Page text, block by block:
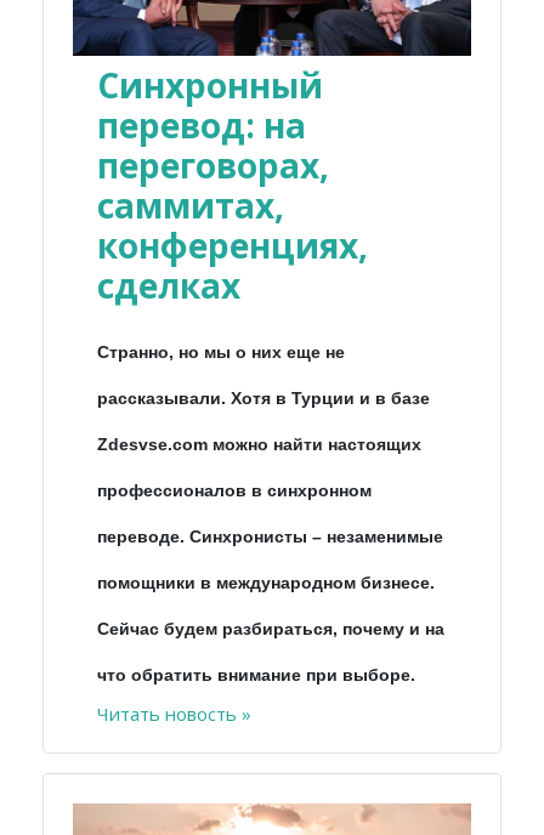
Синхронный
перевод: на
переговорах,
саммитах,
конференциях,
сделках
Странно, но мы о них еще не
рассказывали. Хотя в Турции и в базе
Zdesvse.com можно найти настоящих
профессионалов в синхронном
переводе. Синхронисты – незаменимые
помощники в международном бизнесе.
Сейчас будем разбираться, почему и на
что обратить внимание при выборе.
Читать новость »